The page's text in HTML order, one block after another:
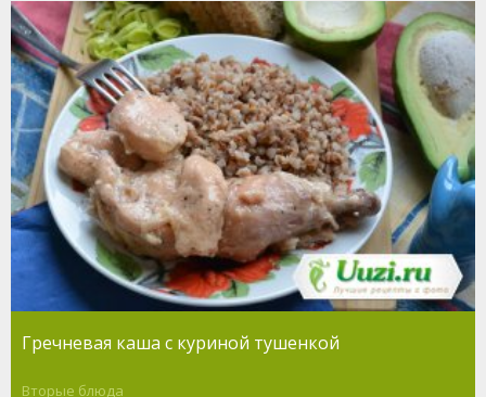
Гречневая каша с куриной тушенкой
Вторые блюда